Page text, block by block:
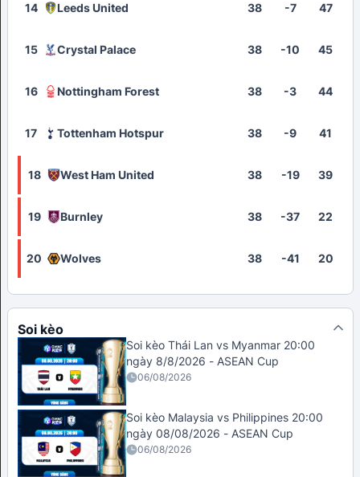
14 Leeds United 38 -7 47
15 Crystal Palace 38 -10 45
16 Nottingham Forest 38 -3 44
17 Tottenham Hotspur 38 -9 41
18 West Ham United 38 -19 39
19 Burnley 38 -37 22
20 Wolves 38 -41 20
Soi kèo
Soi kèo Thái Lan vs Myanmar 20:00
ngày 8/8/2026 - ASEAN Cup
06/08/2026
Soi kèo Malaysia vs Philippines 20:00
ngày 08/08/2026 - ASEAN Cup
06/08/2026